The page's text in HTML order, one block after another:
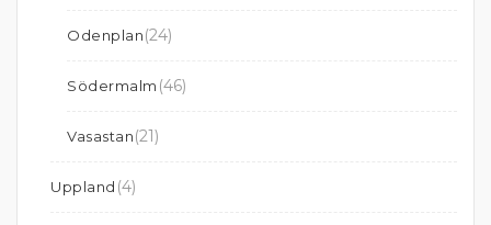
Odenplan(24)
Södermalm (46)
Vasastan(21)
Uppland (4)